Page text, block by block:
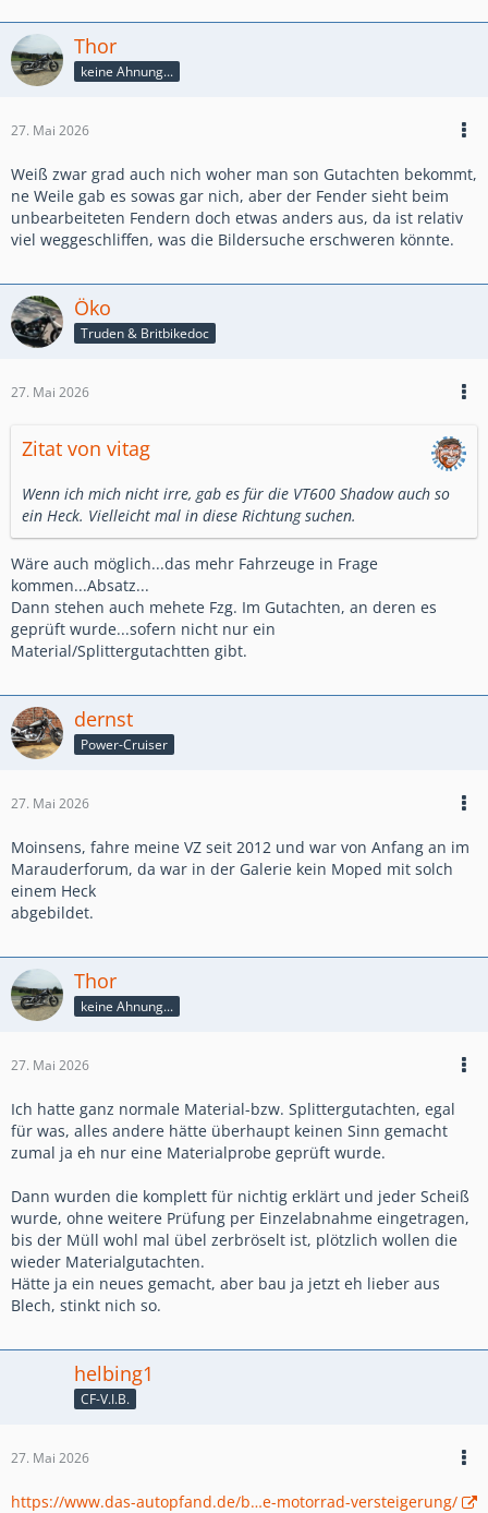
Thor
keine Ahnung...
27. Mai 2026
Weiß zwar grad auch nich woher man son Gutachten bekommt,
ne Weile gab es sowas gar nich, aber der Fender sieht beim
unbearbeiteten Fendern doch etwas anders aus, da ist relativ
viel weggeschliffen, was die Bildersuche erschweren könnte.
Öko
Truden & Britbikedoc
27. Mai 2026
Zitat von vitag
Wenn ich mich nicht irre, gab es für die VT600 Shadow auch so
ein Heck. Vielleicht mal in diese Richtung suchen.
Wäre auch möglich...das mehr Fahrzeuge in Frage
kommen...Absatz...
Dann stehen auch mehete Fzg. Im Gutachten, an deren es
geprüft wurde...sofern nicht nur ein
Material/Splittergutachtten gibt.
dernst
Power-Cruiser
27. Mai 2026
Moinsens, fahre meine VZ seit 2012 und war von Anfang an im
Marauderforum, da war in der Galerie kein Moped mit solch
einem Heck
abgebildet.
Thor
keine Ahnung...
27. Mai 2026
Ich hatte ganz normale Material-bzw. Splittergutachten, egal
für was, alles andere hätte überhaupt keinen Sinn gemacht
zumal ja eh nur eine Materialprobe geprüft wurde.
Dann wurden die komplett für nichtig erklärt und jeder Scheiß
wurde, ohne weitere Prüfung per Einzelabnahme eingetragen,
bis der Müll wohl mal übel zerbröselt ist, plötzlich wollen die
wieder Materialgutachten.
Hätte ja ein neues gemacht, aber bau ja jetzt eh lieber aus
Blech, stinkt nich so.
helbing1
CF-V.I.B.
27. Mai 2026
https://www.das-autopfand.de/b…e-motorrad-versteigerung/